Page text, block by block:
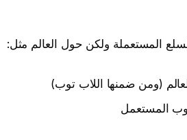
المستعملة ولكن حول العالم مثل:
(ومن ضمنها اللاب توب)
المستعمل